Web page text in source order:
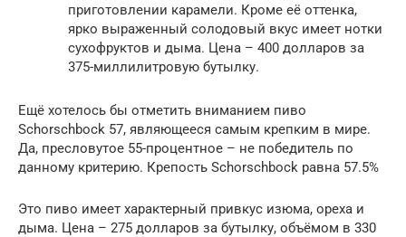
приготовлении карамели. Кроме её оттенка,
ярко выраженный солодовый вкус имеет нотки
сухофруктов и дыма. Цена – 400 долларов за
375-миллилитровую бутылку.
Ещё хотелось бы отметить вниманием пиво
Schorschbock 57, являющееся самым крепким в мире.
Да, пресловутое 55-процентное – не победитель по
данному критерию. Крепость Schorschbock равна 57.5%
Это пиво имеет характерный привкус изюма, ореха и
дыма. Цена – 275 долларов за бутылку, объёмом в 330